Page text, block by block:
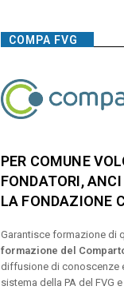
COMPA FVG
PER COMUNE
FONDATORI, ANCI
LA FONDAZIONE
Garantisce formazione di
formazione del
diffusione di conoscenze
sistema della PA del FVG